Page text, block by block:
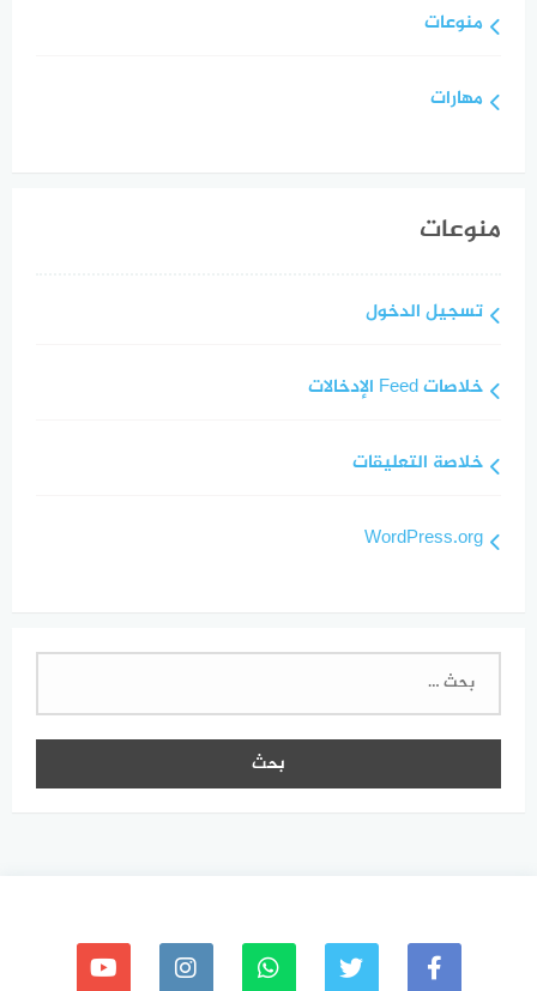
منوعات
مهارات
منوعات
تسجيل الدخول
خلاصات Feed الإدخالات
خلاصة التعليقات
WordPress.org
البحث